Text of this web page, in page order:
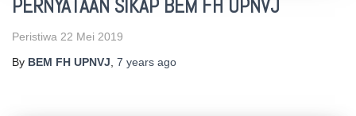
PERNYATAAN SIKAP BEM FH UPNVJ
Peristiwa 22 Mei 2019
By BEM FH UPNVJ 7 years ago